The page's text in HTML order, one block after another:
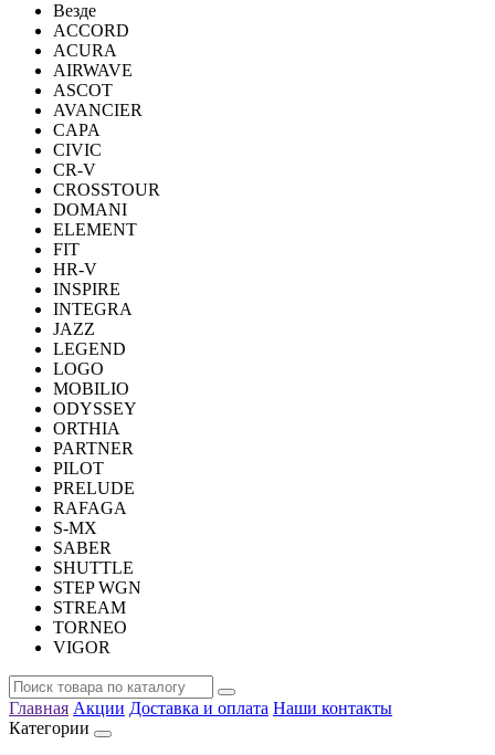
Везде
ACCORD
ACURA
AIRWAVE
ASCOT
AVANCIER
CAPA
CIVIC
CR-V
CROSSTOUR
DOMANI
ELEMENT
FIT
HR-V
INSPIRE
INTEGRA
JAZZ
LEGEND
LOGO
MOBILIO
ODYSSEY
ORTHIA
PARTNER
PILOT
PRELUDE
RAFAGA
S-MX
SABER
SHUTTLE
STEP WGN
STREAM
TORNEO
VIGOR
Главная Акции Доставка и оплата Наши контакты
Категории